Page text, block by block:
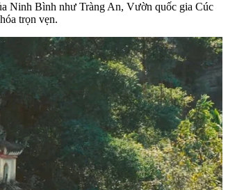
Ninh Bình như Tràng An, Vườn quốc gia Cúc
trọn vẹn.